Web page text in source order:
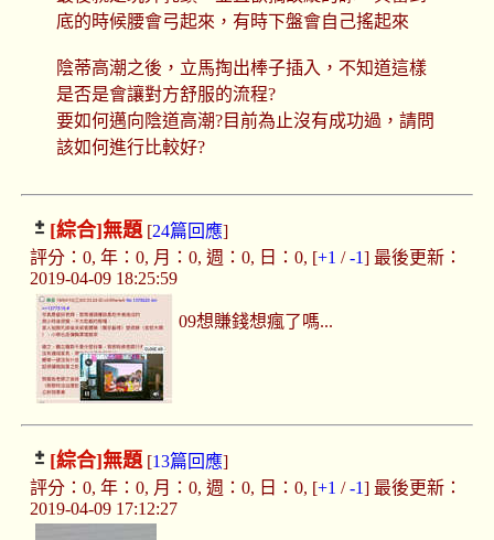
底的時候腰會弓起來，有時下盤會自己搖起來
陰蒂高潮之後，立馬掏出棒子插入，不知道這樣
是否是會讓對方舒服的流程?
要如何邁向陰道高潮?目前為止沒有成功過，請問
該如何進行比較好?
[綜合]無題[24篇回應]
評分：0, 年：0, 月：0, 週：0, 日：0, [+1 /-1] 最後更新：
2019-04-09 18:25:59
09想賺錢想瘋了嗎...
[綜合]無題[13篇回應]
評分：0, 年：0, 月：0, 週：0, 日：0, [+1 /-1] 最後更新：
2019-04-09 17:12:27